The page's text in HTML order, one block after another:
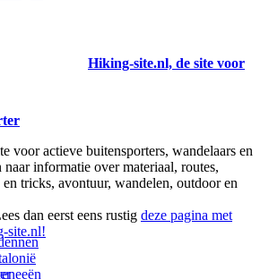
Hiking-site.nl, de site voor
voor actieve buitensporters, wandelaars en
informatie over materiaal, routes,
tricks, avontuur, wandelen, outdoor en
dan eerst eens rustig deze pagina met
site.nl!